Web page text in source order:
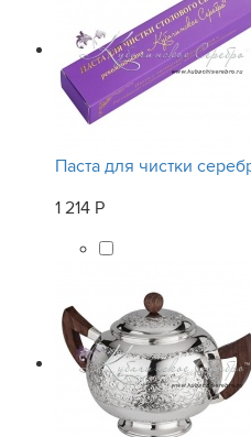
Паста для чистки
1 214 Р